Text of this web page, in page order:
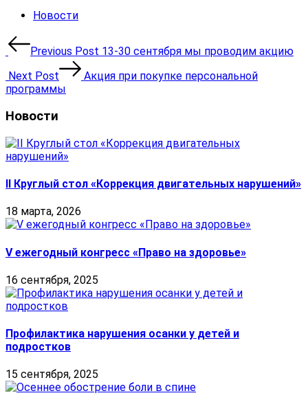
Новости
Навигация
по
записям
Previous Post 13-30 сентября мы проводим акцию
Next Post
Акция при покупке персональной
программы
Новости
II Круглый стол «Коррекция двигательных нарушений»
18 марта, 2026
V ежегодный конгресс «Право на здоровье»
16 сентября, 2025
Профилактика нарушения осанки у детей и
подростков
15 сентября, 2025